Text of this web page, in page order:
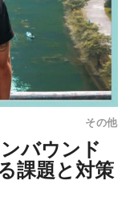
その他
バウンド
課題と対策